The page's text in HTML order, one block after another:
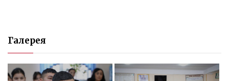
Галерея